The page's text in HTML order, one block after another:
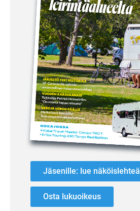
Jäsenille: lue näköislehteä
Osta lukuoikeus